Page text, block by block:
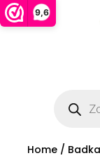
9,6
zoeken
Home/